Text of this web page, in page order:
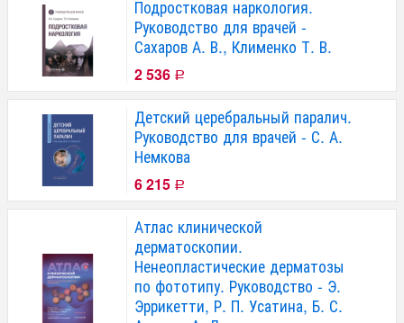
Подростковая наркология.
Руководство для врачей -
Сахаров А. В., Клименко Т. В.
2 536 Р
Детский церебральный паралич.
Руководство для врачей - С. А.
Немкова
6 215 Р
Атлас клинической
дерматоскопии.
Ненеопластические дерматозы
по фототипу. Руководство - Э.
Эррикетти, Р. П. Усатина, Б. С.